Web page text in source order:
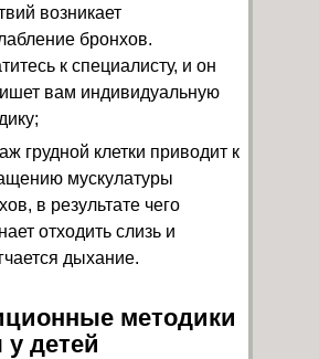
возникает
бронхов.
к специалисту, и он
вам индивидуальную
грудной клетки приводит к
мускулатуры
в результате чего
отходить слизь и
дыхание.
методики
у детей